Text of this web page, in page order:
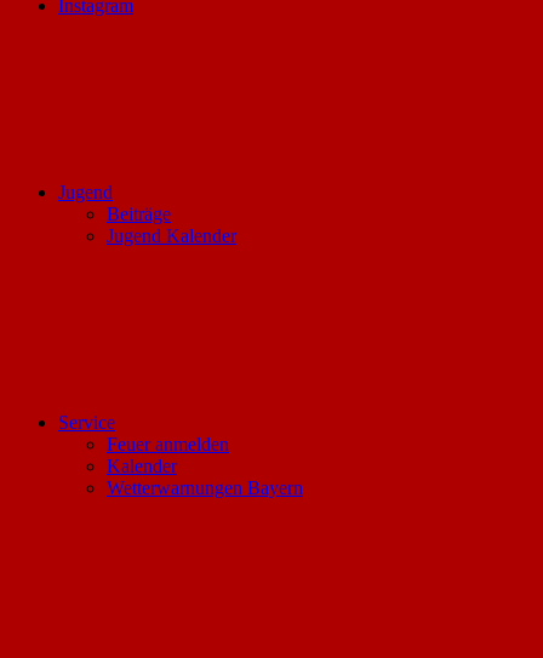
Instagram
Jugend
Beiträge
Jugend Kalender
Service
Feuer anmelden
Kalender
Wetterwarnungen Bayern